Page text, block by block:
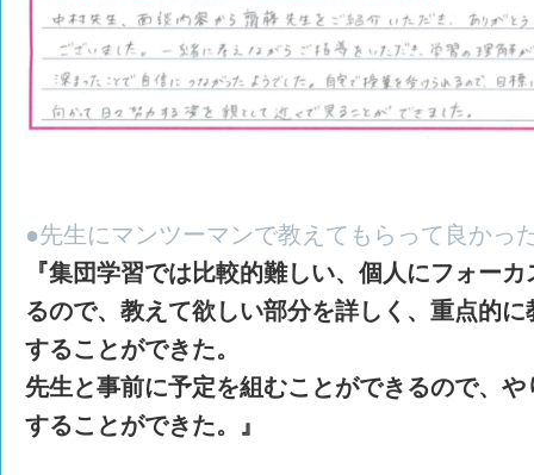
●先生にマンツーマンで教えてもらって良かっ
『集団学習では比較的難しい、個人にフォー
るので、教えて欲しい部分を詳しく、重点的
することができた。
先生と事前に予定を組むことができるので、
することができた。』